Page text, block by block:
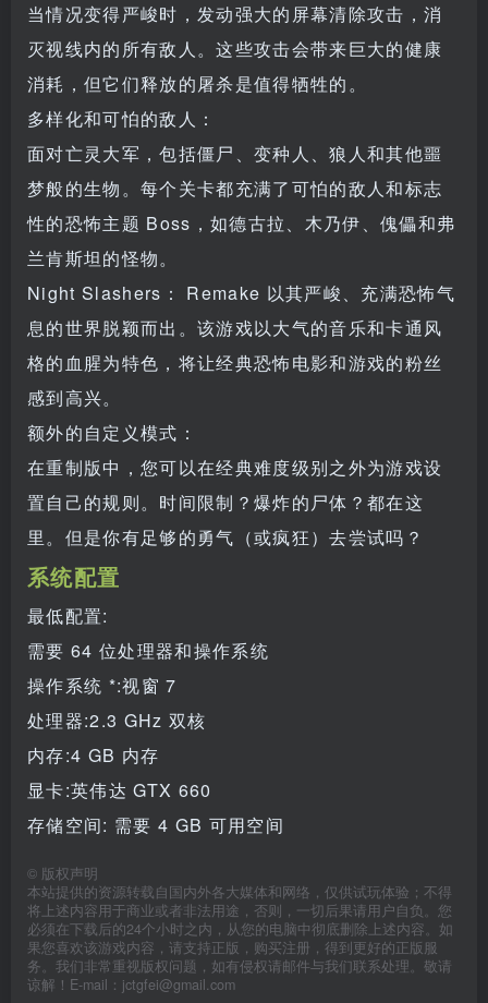
当情况变得严峻时，发动强大的屏幕清除攻击，消
灭视线内的所有敌人。这些攻击会带来巨大的健康
消耗，但它们释放的屠杀是值得牺牲的。
多样化和可怕的敌人：
面对亡灵大军，包括僵尸、变种人、狼人和其他噩
梦般的生物。每个关卡都充满了可怕的敌人和标志
性的恐怖主题 Boss，如德古拉、木乃伊、傀儡和弗
兰肯斯坦的怪物。
Night Slashers： Remake 以其严峻、充满恐怖气
息的世界脱颖而出。该游戏以大气的音乐和卡通风
格的血腥为特色，将让经典恐怖电影和游戏的粉丝
感到高兴。
额外的自定义模式：
在重制版中，您可以在经典难度级别之外为游戏设
置自己的规则。时间限制？爆炸的尸体？都在这
里。但是你有足够的勇气（或疯狂）去尝试吗？
系统配置
最低配置:
需要 64 位处理器和操作系统
操作系统 *:视窗 7
处理器:2.3 GHz 双核
内存:4 GB 内存
显卡:英伟达 GTX 660
存储空间: 需要 4 GB 可用空间
© 版权声明
本站提供的资源转载自国内外各大媒体和网络，仅供试玩体验；不得
将上述内容用于商业或者非法用途，否则，一切后果请用户自负。您
必须在下载后的24个小时之内，从您的电脑中彻底删除上述内容。如
果您喜欢该游戏内容，请支持正版，购买注册，得到更好的正版服
务。我们非常重视版权问题，如有侵权请邮件与我们联系处理。敬请
谅解！E-mail：jctgfei@gmail.com